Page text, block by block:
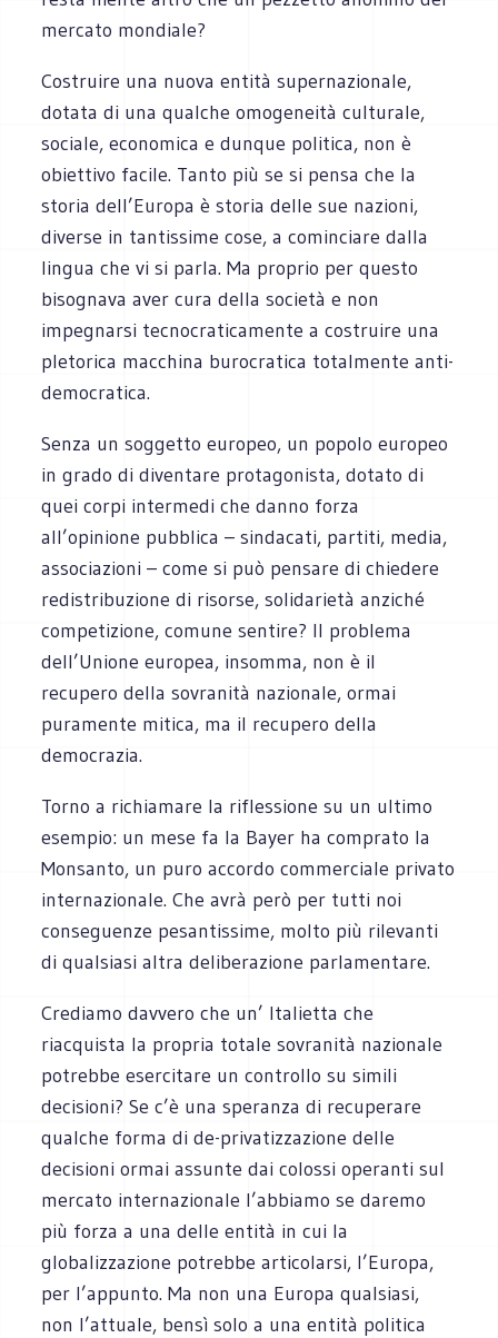
mercato mondiale?
Costruire una nuova entità supernazionale,
dotata di una qualche omogeneità culturale,
sociale, economica e dunque politica, non è
obiettivo facile. Tanto più se si pensa che la
storia dell’Europa è storia delle sue nazioni,
diverse in tantissime cose, a cominciare dalla
lingua che vi si parla. Ma proprio per questo
bisognava aver cura della società e non
impegnarsi tecnocraticamente a costruire una
pletorica macchina burocratica totalmente anti-
democratica.
Senza un soggetto europeo, un popolo europeo
in grado di diventare protagonista, dotato di
quei corpi intermedi che danno forza
all’opinione pubblica – sindacati, partiti, media,
associazioni – come si può pensare di chiedere
redistribuzione di risorse, solidarietà anziché
competizione, comune sentire? Il problema
dell’Unione europea, insomma, non è il
recupero della sovranità nazionale, ormai
puramente mitica, ma il recupero della
democrazia.
Torno a richiamare la riflessione su un ultimo
esempio: un mese fa la Bayer ha comprato la
Monsanto, un puro accordo commerciale privato
internazionale. Che avrà però per tutti noi
conseguenze pesantissime, molto più rilevanti
di qualsiasi altra deliberazione parlamentare.
Crediamo davvero che un’ Italietta che
riacquista la propria totale sovranità nazionale
potrebbe esercitare un controllo su simili
decisioni? Se c’è una speranza di recuperare
qualche forma di de-privatizzazione delle
decisioni ormai assunte dai colossi operanti sul
mercato internazionale l’abbiamo se daremo
più forza a una delle entità in cui la
globalizzazione potrebbe articolarsi, l’Europa,
per l’appunto. Ma non una Europa qualsiasi,
non l’attuale, bensì solo a una entità politica